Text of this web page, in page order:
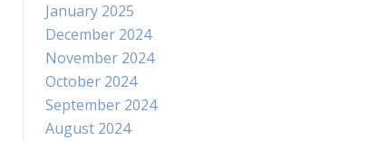
January 2025
December 2024
November 2024
October 2024
September 2024
August 2024